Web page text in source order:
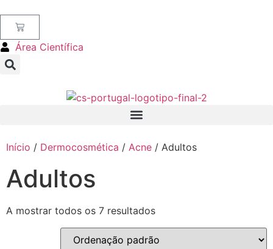
Área Científica
Início / Dermocosmética / Acne / Adultos
Adultos
A mostrar todos os 7 resultados